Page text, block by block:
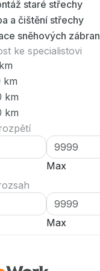
staré střechy
a čištění střechy
sněhových zábran
ke specialistovi
km
km
km
Max
Max